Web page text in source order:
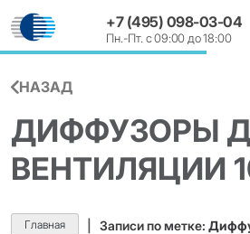
+7 (495) 098-03-04
Пн.-Пт. с 09:00 до 18:00
НАЗАД
ДИФФУЗОРЫ
ВЕНТИЛЯЦИИ
Главная Записи по метке: